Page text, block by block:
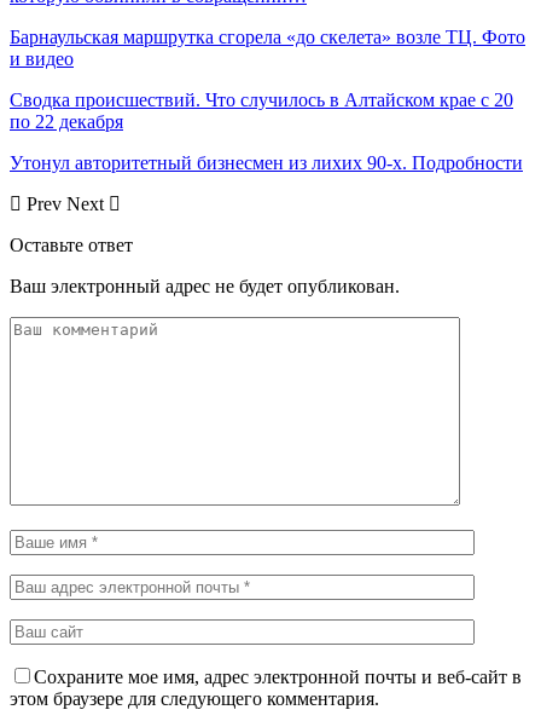
Барнаульская маршрутка сгорела «до скелета» возле ТЦ. Фото
и видео
Сводка происшествий. Что случилось в Алтайском крае с 20
по 22 декабря
Утонул авторитетный бизнесмен из лихих 90-х. Подробности
Prev Next
Оставьте ответ
Ваш электронный адрес не будет опубликован.
Сохраните мое имя, адрес электронной почты и веб-сайт в
этом браузере для следующего комментария.